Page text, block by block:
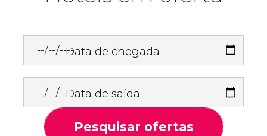
Data de chegada
Data de saída
Pesquisar ofertas